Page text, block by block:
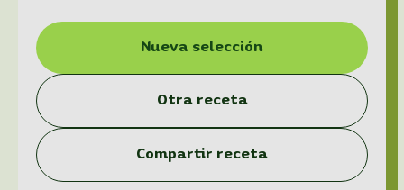
Otra receta
Nueva selección
Compartir receta